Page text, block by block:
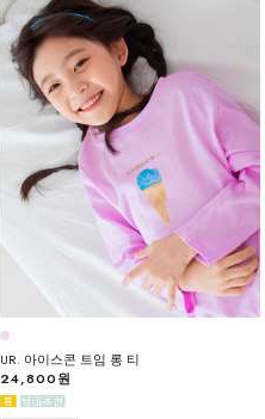
UR. 아이스콘 트임 롱 티
24,800원